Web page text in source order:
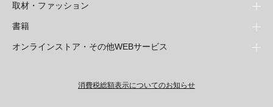
少年マンガ
週刊少年ジャンプ
少年ジャンプ+
青年マンガ
少年ジャンプ+
少女マンガ
ジャンプTOON
取材・ファッション
ファッション・美容
Seventeen
芸能・情報・スポーツ
書籍
文芸・文庫・総合
1日5分で、明日は変わる よみタイ yomitai
ライトノベル・ノベライズ
オンラインストア・その他WEBサービス
その他WEBサービス消費税総額表示についてのお知らせ